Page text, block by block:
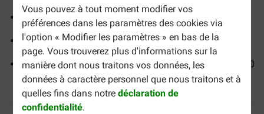
Vous pouvez à tout moment modifier vos
préférences dans les paramètres des cookies via
l'option « Modifier les paramètres » en bas de la
page. Vous trouverez plus d'informations sur la
manière dont nous traitons vos données, les
données à caractère personnel que nous traitons et à
quelles fins dans notredéclaration de
confidentialité.
La balle contient un grelot
Disponible en différentes couleurs
Hauteur 62 cm, diamètre 80 mm, plaque de base 30 x 30
cm